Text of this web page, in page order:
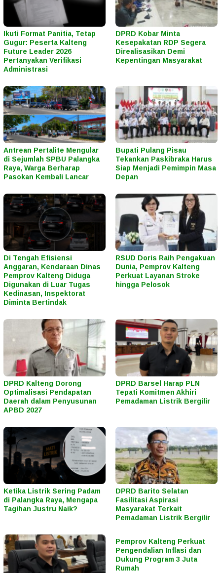
Ikuti Format Panitia, Tetap
Gugur: Peserta Kalteng
Future Leader 2026
Pertanyakan Verifikasi
Administrasi
DPRD Kobar Minta
Kesepakatan RDP Segera
Direalisasikan Demi
Kepentingan Masyarakat
Antrean Pertalite Mengular
di Sejumlah SPBU Palangka
Raya, Warga Berharap
Pasokan Kembali Lancar
Bupati Pulang Pisau
Tekankan Paskibraka Harus
Siap Menjadi Pemimpin Masa
Depan
Di Tengah Efisiensi
Anggaran, Kendaraan Dinas
Pemprov Kalteng Diduga
Digunakan di Luar Tugas
Kedinasan, Inspektorat
Diminta Bertindak
RSUD Doris Raih Pengakuan
Dunia, Pemprov Kalteng
Perkuat Layanan Stroke
hingga Pelosok
DPRD Kalteng Dorong
Optimalisasi Pendapatan
Daerah dalam Penyusunan
APBD 2027
DPRD Barsel Harap PLN
Tepati Komitmen Akhiri
Pemadaman Listrik Bergilir
Ketika Listrik Sering Padam
di Palangka Raya, Mengapa
Tagihan Justru Naik?
DPRD Barito Selatan
Fasilitasi Aspirasi
Masyarakat Terkait
Pemadaman Listrik Bergilir
Pemprov Kalteng Perkuat
Pengendalian Inflasi dan
Dukung Program 3 Juta
Rumah